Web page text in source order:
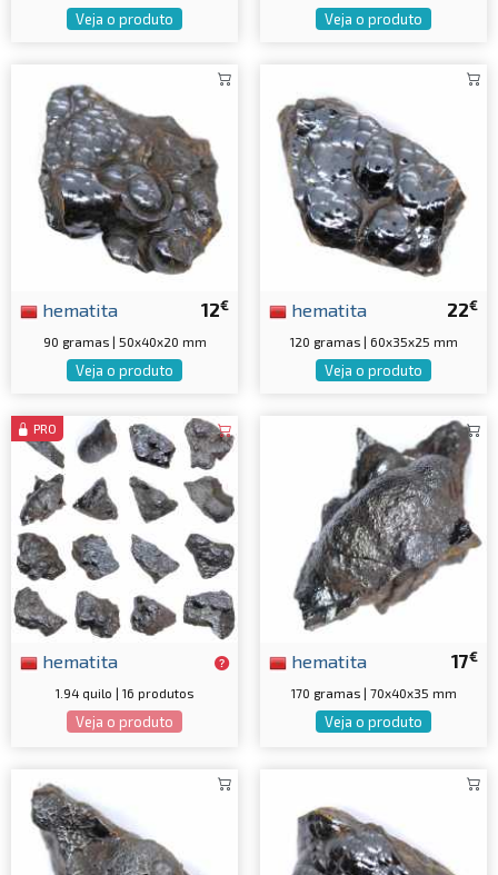
Veja o produto Veja o produto
12€
hematita
90 gramas | 50x40x20 mm
Veja o produto
22€
hematita
120 gramas | 60x35x25 mm
Veja o produto
PRO
hematita
1.94 quilo | 16 produtos
Veja o produto
17€
hematita
170 gramas | 70x40x35 mm
Veja o produto